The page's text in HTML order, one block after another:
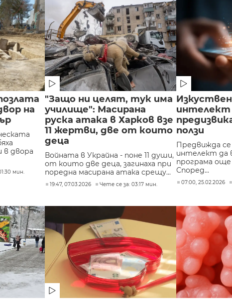
на
в двора
мин.
"Защо ни целят, тук има
училище": Масирана
руска атака в Харков взе
11 жертви, две от които
деца
Войната в Украйна - поне 11 души,
от които две деца, загинаха при
поредна масирана атака срещу...
19:47, 07.03.2026 Чете се за: 03:17 мин.
интелект
ползи
Предвижда
интелект да
програма
Според...
07:00, 25.02.2026